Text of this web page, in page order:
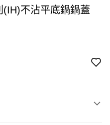
不沾平底鍋鍋蓋